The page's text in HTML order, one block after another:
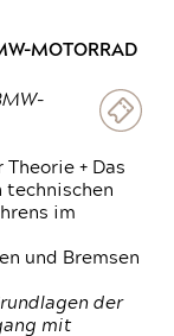
MOTORRAD
+ Das
technischen
im
und Bremsen
der
mit